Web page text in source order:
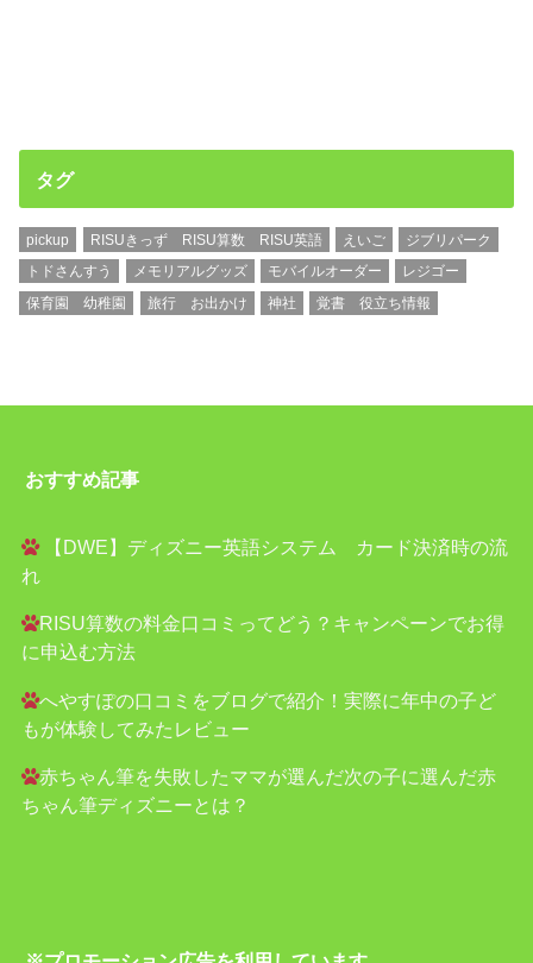
タグ
pickup RISUきっず RISU算数 RISU英語 えいご
ジブリパーク
トドさんすう
メモリアルグッズ モバイルオーダー
レジゴー
保育園 幼稚園
旅行 お出かけ 神社 覚書 役立ち情報
おすすめ記事
【DWE】ディズニー英語システム カード決済時の流
れ
RISU算数の料金口コミってどう？キャンペーンでお得
に申込む方法
へやすぽの口コミをブログで紹介！実際に年中の子ど
もが体験してみたレビュー
赤ちゃん筆を失敗したママが選んだ次の子に選んだ赤
ちゃん筆ディズニーとは？